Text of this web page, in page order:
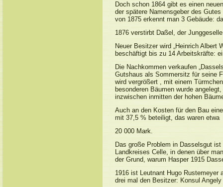
Doch schon 1864 gibt es einen
der spätere Namensgeber des
von 1875 erkennt man 3 Gebäude:
1876 verstirbt Daßel, der
Neuer Besitzer wird „Heinrich Albert
beschäftigt bis zu 14 Arbeitskräfte:
Die Nachkommen verkaufen
Gutshaus als Sommersitz für seine
wird vergrößert , mit einem
besonderen Bäumen wurde
inzwischen inmitten der hohen
Auch an den Kosten für den Bau
mit 37,5 % beteiligt, das waren etwa
20 000 Mark.
Das große Problem in Dasselsgut
Landkreises Celle, in denen über
der Grund, warum Hasper 1915
1916 ist Leutnant Hugo Rustemeyer
drei mal den Besitzer: Konsul